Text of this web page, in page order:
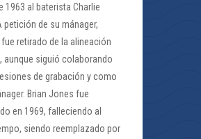
1963 al baterista Charlie
petición de su mánager,
retirado de la alineación
aunque siguió colaborando
de grabación y como
Brian Jones fue
en 1969, falleciendo al
siendo reemplazado por